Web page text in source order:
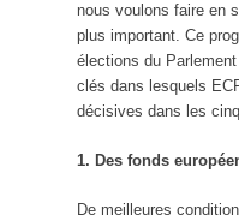
nous voulons faire en
plus important. Ce
élections du
clés dans lesquels
décisives dans les
1. Des fonds
De meilleures